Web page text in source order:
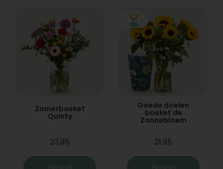
Zomerboeket
Quinty
23,95
Goede doelen
boeket de
Zonnebloem
21,95